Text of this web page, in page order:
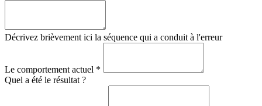
Décrivez brièvement ici la séquence qui a conduit à l'erreur
Le comportement actuel *
Quel a été le résultat ?